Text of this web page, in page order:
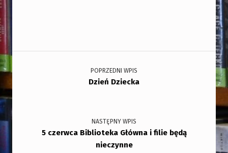
Nawigacja wpisu
POPRZEDNI WPIS
Dzień Dziecka
NASTĘPNY WPIS
5 czerwca Biblioteka Główna i filie będą
nieczynne